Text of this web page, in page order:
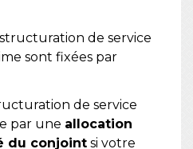
de service
sont fixées par
de service
par une allocation
du conjoint si votre